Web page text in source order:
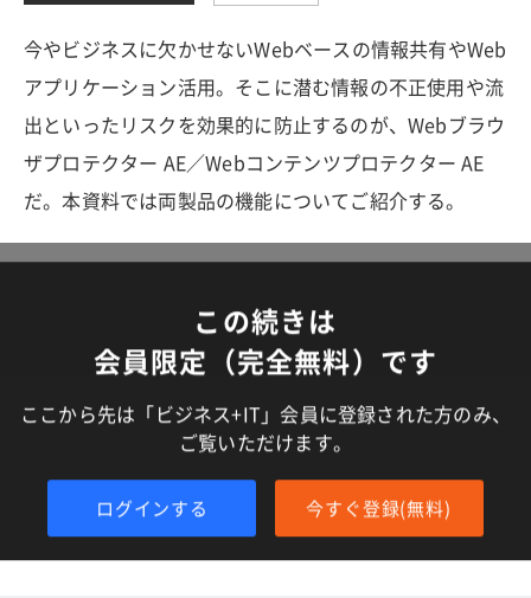
今やビジネスに欠かせないWebベースの情報共有やWeb
アプリケーション活用。そこに潜む情報の不正使用や流
出といったリスクを効果的に防止するのが、Webブラウ
ザプロテクター AE／Webコンテンツプロテクター AE
だ。本資料では両製品の機能についてご紹介する。
この続きは
会員限定（完全無料）です
ここから先は「ビジネス+IT」会員に登録された方のみ、
ご覧いただけます。
ログインする 今すぐ登録(無料)